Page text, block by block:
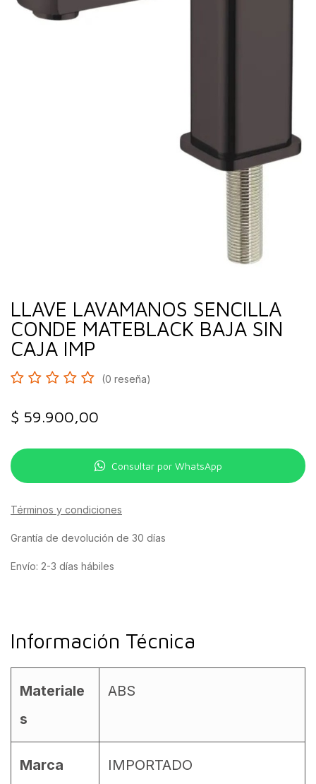
LLAVE LAVAMANOS SENCILLA
CONDE MATEBLACK BAJA SIN
CAJA IMP
(0 reseña)
$ 59.900,00
Consultar por WhatsApp
Términos y condiciones
Grantía de devolución de 30 días
Envío: 2-3 días hábiles
Información Técnica
Materiale
s
ABS
Marca IMPORTADO